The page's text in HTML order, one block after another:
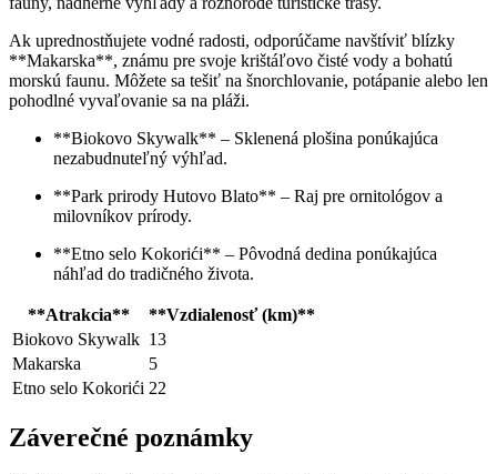
Ak uprednostňujete vodné radosti, odporúčame navštíviť blízky
**Makarska**, známu pre svoje krištáľovo čisté vody a bohatú
morskú faunu. Môžete sa tešiť na šnorchlovanie, potápanie alebo len
pohodlné vyvaľovanie sa na pláži.
**Biokovo Skywalk** – Sklenená plošina ponúkajúca
nezabudnuteľný výhľad.
**Park prirody Hutovo Blato** – Raj pre ornitológov a
milovníkov prírody.
**Etno selo Kokorići** – Pôvodná dedina ponúkajúca
náhľad do tradičného života.
**Atrakcia**
**Vzdialenosť (km)**
Biokovo Skywalk 13
Makarska
5
Etno selo Kokorići 22
Záverečné poznámky